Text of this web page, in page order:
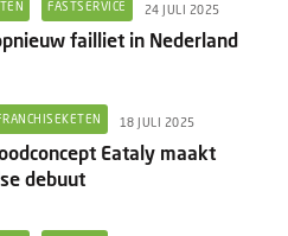
FASTSERVICE 24 JULI 2025
failliet in Nederland
18 JULI 2025
Eataly maakt
debuut